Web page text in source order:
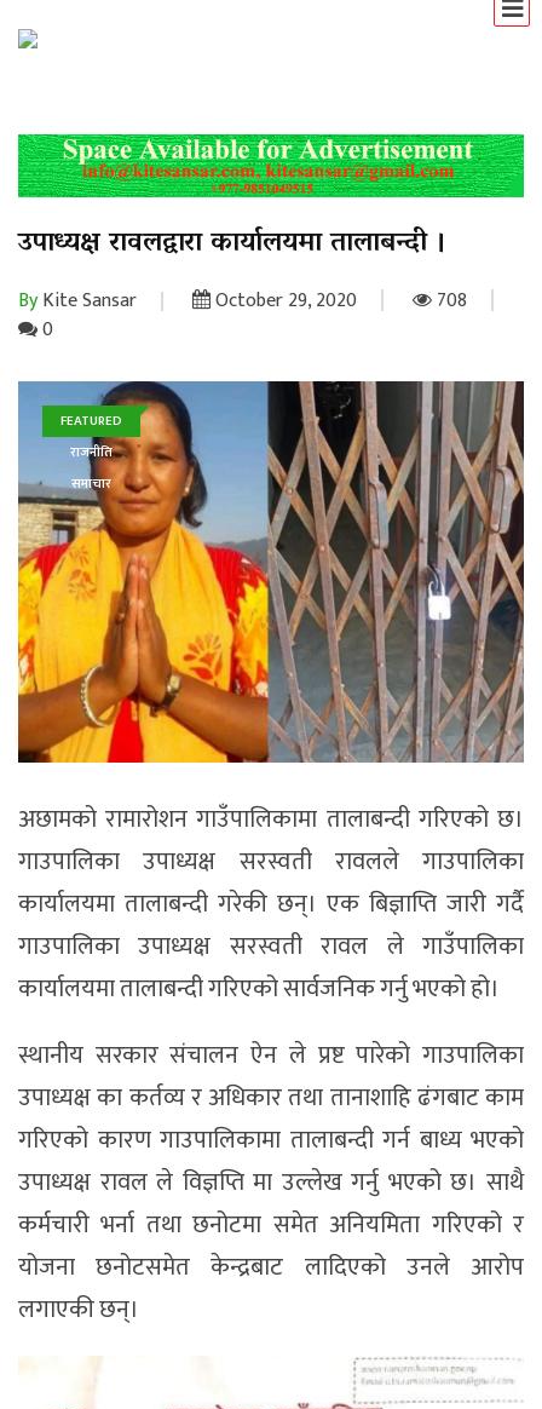
उपाध्यक्ष रावलद्वारा कार्यालयमा तालाबन्दी ।
ByKite Sansar October 29, 2020
708
0
FEATURED
राजनीति
समाचार
अछामको रामारोशन गाउँपालिकामा तालाबन्दी गरिएको छ।
गाउपालिका उपाध्यक्ष सरस्वती रावलले गाउपालिका
कार्यालयमा तालाबन्दी गरेकी छन्। एक बिज्ञाप्ति जारी गर्दै
गाउपालिका उपाध्यक्ष सरस्वती रावल ले गाउँपालिका
कार्यालयमा तालाबन्दी गरिएको सार्वजनिक गर्नु भएको हो।
स्थानीय सरकार संचालन ऐन ले प्रष्ट पारेको गाउपालिका
उपाध्यक्ष का कर्तव्य र अधिकार तथा तानाशाहि ढंगबाट काम
गरिएको कारण गाउपालिकामा तालाबन्दी गर्न बाध्य भएको
उपाध्यक्ष रावल ले विज्ञप्ति मा उल्लेख गर्नु भएको छ। साथै
कर्मचारी भर्ना तथा छनोटमा समेत अनियमिता गरिएको र
योजना छनोटसमेत केन्द्रबाट लादिएको उनले आरोप
लगाएकी छन्।